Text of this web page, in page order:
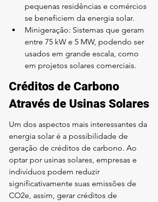
pequenas residências e comércios
se beneficiem da energia solar.
Minigeração: Sistemas que geram
entre 75 kW e 5 MW, podendo ser
usados em grande escala, como
em projetos solares comerciais.
Créditos de Carbono
Através de Usinas Solares
Um dos aspectos mais interessantes da
energia solar é a possibilidade de
geração de créditos de carbono. Ao
optar por usinas solares, empresas e
indivíduos podem reduzir
significativamente suas emissões de
CO2e, assim, gerar créditos de